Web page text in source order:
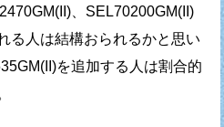
、SEL70200GM(II)
る人は結構おられるかと思い
を追加する人は割合的